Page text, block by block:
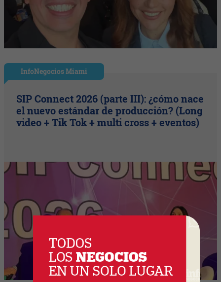
InfoNegocios Miami
SIP Connect 2026 (parte III): ¿cómo nace
el nuevo estándar de producción? (Long
video + Tik Tok + multi cross + eventos)